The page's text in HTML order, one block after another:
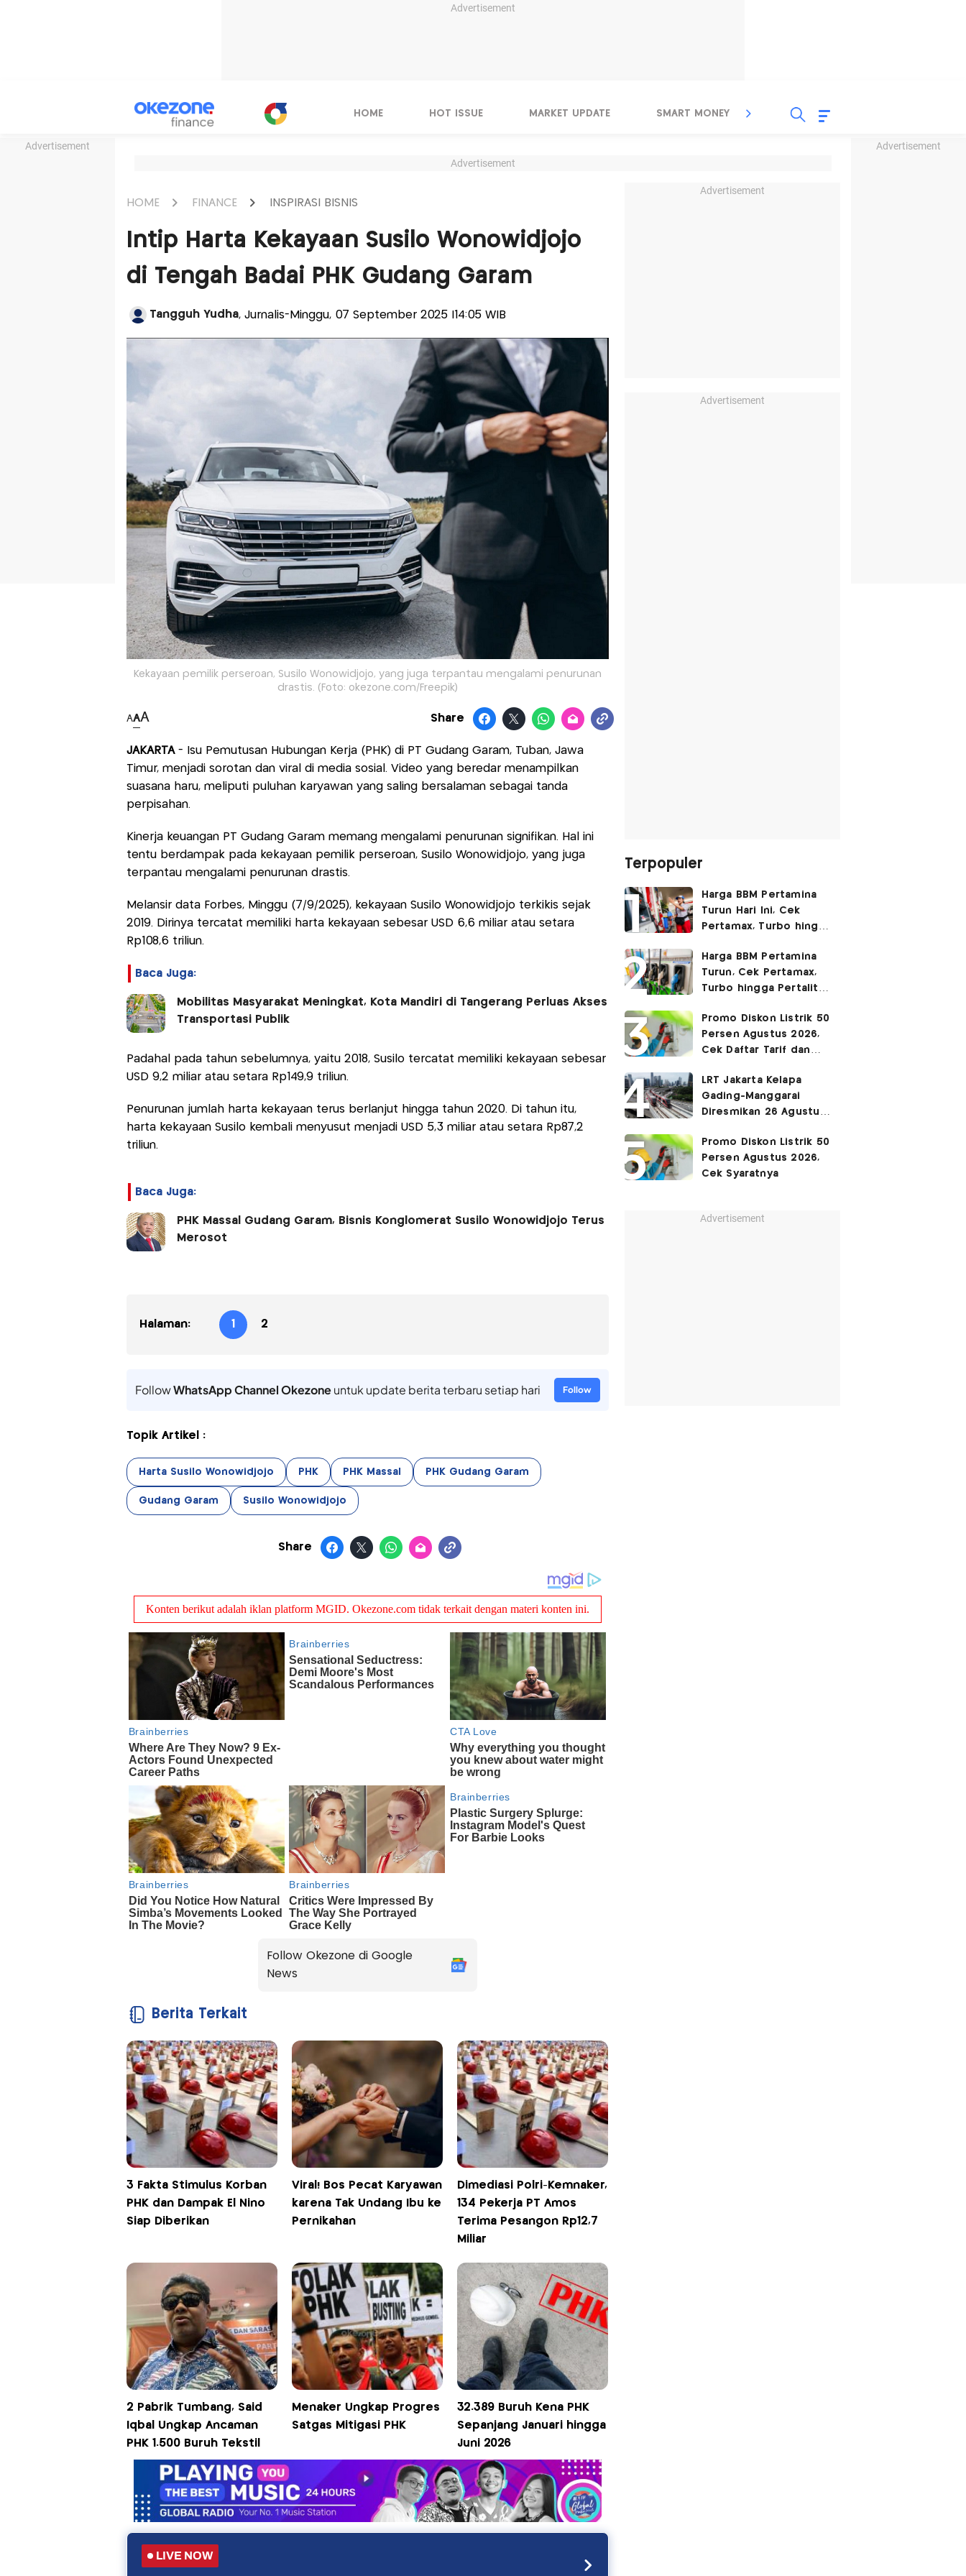
Advertisement
Advertisement Advertisement
HOME HOT ISSUE MARKET UPDATE SMART MONEY INSPIRASI BISNIS
Advertisement
HOME FINANCE INSPIRASI BISNIS
Intip Harta Kekayaan Susilo Wonowidjojo
di Tengah Badai PHK Gudang Garam
Tangguh Yudha, Jurnalis-Minggu, 07 September 2025 |14:05 WIB
Kekayaan pemilik perseroan, Susilo Wonowidjojo, yang juga terpantau mengalami penurunan
drastis. (Foto: okezone.com/Freepik)
AAA Share
JAKARTA - Isu Pemutusan Hubungan Kerja (PHK) di PT Gudang Garam, Tuban, Jawa
Timur, menjadi sorotan dan viral di media sosial. Video yang beredar menampilkan
suasana haru, meliputi puluhan karyawan yang saling bersalaman sebagai tanda
perpisahan.
Kinerja keuangan PT Gudang Garam memang mengalami penurunan signifikan. Hal ini
tentu berdampak pada kekayaan pemilik perseroan, Susilo Wonowidjojo, yang juga
terpantau mengalami penurunan drastis.
Melansir data Forbes, Minggu (7/9/2025), kekayaan Susilo Wonowidjojo terkikis sejak
2019. Dirinya tercatat memiliki harta kekayaan sebesar USD 6,6 miliar atau setara
Rp108,6 triliun.
Baca Juga:
Mobilitas Masyarakat Meningkat, Kota Mandiri di Tangerang Perluas Akses
Transportasi Publik
Padahal pada tahun sebelumnya, yaitu 2018, Susilo tercatat memiliki kekayaan sebesar
USD 9,2 miliar atau setara Rp149,9 triliun.
Penurunan jumlah harta kekayaan terus berlanjut hingga tahun 2020. Di tahun itu,
harta kekayaan Susilo kembali menyusut menjadi USD 5,3 miliar atau setara Rp87,2
triliun.
Baca Juga:
PHK Massal Gudang Garam, Bisnis Konglomerat Susilo Wonowidjojo Terus
Merosot
Halaman: 1 2
FollowWhatsApp Channel Okezoneuntuk update berita terbaru setiap hari Follow
Topik Artikel :
Harta Susilo Wonowidjojo PHK PHK Massal PHK Gudang Garam
Gudang Garam Susilo Wonowidjojo
Share
Follow Okezone di Google
News
Berita Terkait
3 Fakta Stimulus Korban
PHK dan Dampak El Nino
Siap Diberikan
Viral! Bos Pecat Karyawan
karena Tak Undang Ibu ke
Pernikahan
Dimediasi Polri-Kemnaker,
134 Pekerja PT Amos
Terima Pesangon Rp12,7
Miliar
2 Pabrik Tumbang, Said
Iqbal Ungkap Ancaman
PHK 1.500 Buruh Tekstil
Menaker Ungkap Progres
Satgas Mitigasi PHK
32.389 Buruh Kena PHK
Sepanjang Januari hingga
Juni 2026
LIVE NOW
Advertisement
Advertisement
Terpopuler
Harga BBM Pertamina
Turun Hari Ini, Cek
Pertamax, Turbo hingga
2026
Harga BBM Pertamina
Turun, Cek Pertamax,
Turbo hingga Pertalite
Promo Diskon Listrik 50
Persen Agustus 2026,
Cek Daftar Tarif dan
LRT Jakarta Kelapa
Gading-Manggarai
Diresmikan 26 Agustus
Promo Diskon Listrik 50
Persen Agustus 2026,
Cek Syaratnya
Advertisement